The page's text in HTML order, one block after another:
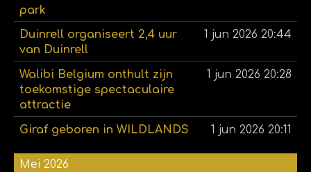
park
Duinrell organiseert 2,4 uur
van Duinrell
1 jun 2026 20:44
Walibi Belgium onthult zijn
toekomstige spectaculaire
attractie
1 jun 2026 20:28
Giraf geboren in WILDLANDS 1 jun 2026 20:11
Mei 2026